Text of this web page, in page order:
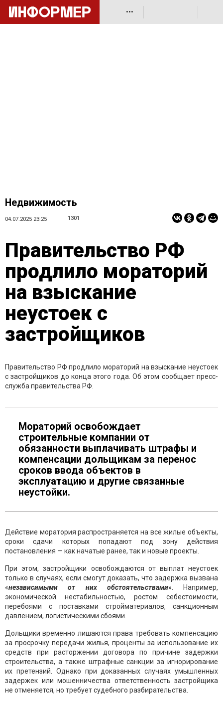
•••
Недвижимость
04.07.2025 23:25 1301
Правительство РФ
продлило мораторий
на взыскание
неустоек с
застройщиков
Правительство РФ продлило мораторий на взыскание неустоек
с застройщиков до конца этого года. Об этом сообщает пресс-
служба правительства РФ.
Мораторий освобождает
строительные компании от
обязанности выплачивать штрафы и
компенсации дольщикам за перенос
сроков ввода объектов в
эксплуатацию и другие связанные
неустойки.
Действие моратория распространяется на все жилые объекты,
сроки сдачи которых попадают под зону действия
постановления — как начатые ранее, так и новые проекты.
При этом, застройщики освобождаются от выплат неустоек
только в случаях, если смогут доказать, что задержка вызвана
«независимыми от них обстоятельствами». Например,
экономической нестабильностью, ростом себестоимости,
перебоями с поставками стройматериалов, санкционным
давлением, логистическими сбоями.
Дольщики временно лишаются права требовать компенсацию
за просрочку передачи жилья, проценты за использование их
средств при расторжении договора по причине задержки
строительства, а также штрафные санкции за игнорирование
их претензий. Однако при доказанных случаях умышленных
задержек или мошенничества ответственность застройщика
не отменяется, но требует судебного разбирательства.